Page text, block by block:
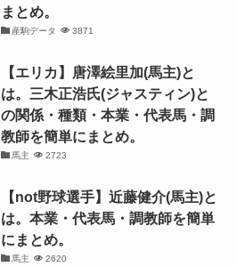
まとめ。
産駒データ 3871
【エリカ】唐澤絵里加(馬主)と
は。三木正浩氏(ジャスティン)と
の関係・種類・本業・代表馬・調
教師を簡単にまとめ。
馬主 2723
【not野球選手】近藤健介(馬主)と
は。本業・代表馬・調教師を簡単
にまとめ。
馬主 2620